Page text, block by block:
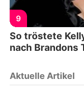
9
So tröstete
nach Brandons
Aktuelle Artikel